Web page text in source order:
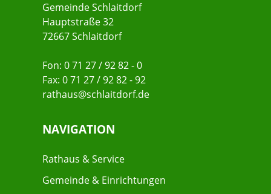
Gemeinde Schlaitdorf
Hauptstraße 32
72667 Schlaitdorf
Fon: 0 71 27 / 92 82 - 0
Fax: 0 71 27 / 92 82 - 92
rathaus@schlaitdorf.de
NAVIGATION
Rathaus & Service
Gemeinde & Einrichtungen